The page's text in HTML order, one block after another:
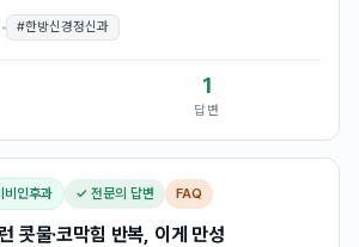
처럼 사람이 많고 복잡한 곳에 가면 몸이 붕 뜨는
래 서 있으면 중심이 흔들리는 것 같습니다.
#한방신경정신과
1
답변
비인후과 ✓ 전문의 답변 FAQ
콧물·코막힘 반복, 이게 만성